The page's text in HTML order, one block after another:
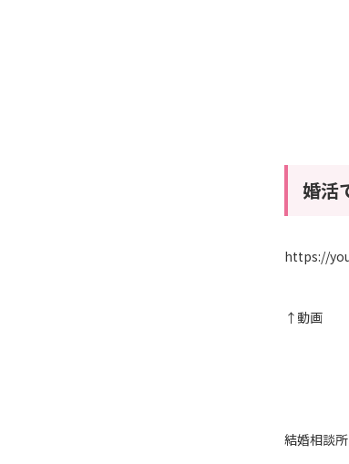
婚活
https://
↑動画
結婚相談